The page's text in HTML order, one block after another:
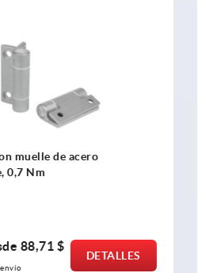
de acero o acero
240 mm
45,99 $
envío
DETALLES